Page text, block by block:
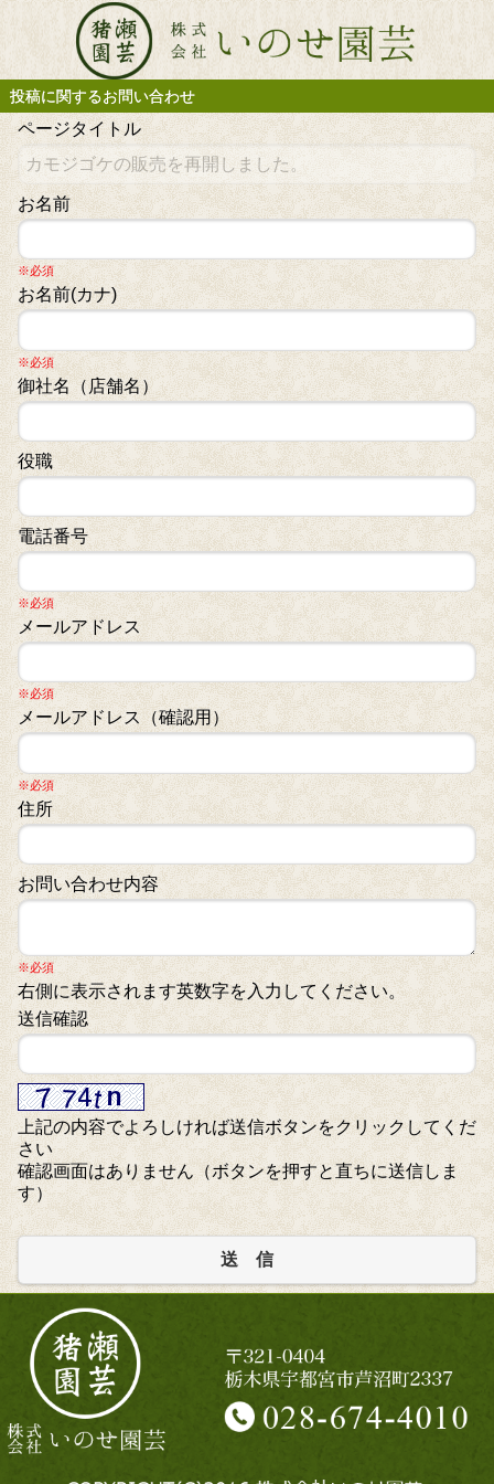
投稿に関するお問い合わせ
ページタイトル
お名前
※必須
お名前(カナ)
※必須
御社名（店舗名）
役職
電話番号
※必須
メールアドレス
※必須
メールアドレス（確認用）
※必須
住所
お問い合わせ内容
※必須
右側に表示されます英数字を入力してください。
送信確認
上記の内容でよろしければ送信ボタンをクリックしてくだ
さい
確認画面はありません（ボタンを押すと直ちに送信しま
す）
送 信